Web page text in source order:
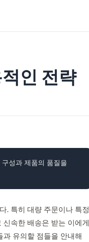
인 전략
성과 제품의 품질을
. 특히 대량 주문이나 특정
속한 배송은 받는 이에게
유의할 점들을 안내해